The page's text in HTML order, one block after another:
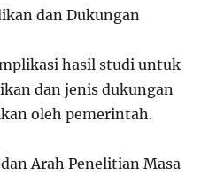
dan Dukungan
hasil studi untuk
dan jenis dukungan
oleh pemerintah.
Arah Penelitian Masa